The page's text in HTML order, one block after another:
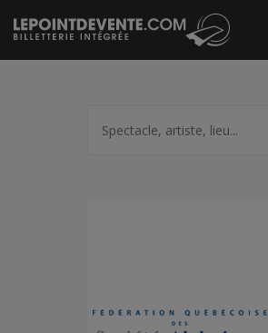
Passer
au
contenu
artiste,
lieu...